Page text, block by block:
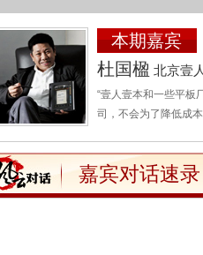
本期嘉宾
杜国楹 北京壹
“壹人壹本和一些平板
司，不会为了降低成
嘉宾对话速录